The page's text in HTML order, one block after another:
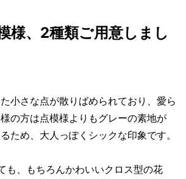
様、2種類ご用意しまし
小さな点が散りばめられており、愛ら
の方は点模様よりもグレーの素地が
ため、大人っぽくシックな印象です。
も、もちろんかわいいクロス型の花